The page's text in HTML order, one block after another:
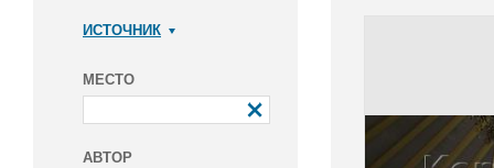
ИСТОЧНИК
МЕСТО
АВТОР